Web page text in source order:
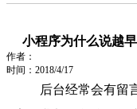
小程序为什么说越
作者：
时间：2018/4/17
后台经常会有留